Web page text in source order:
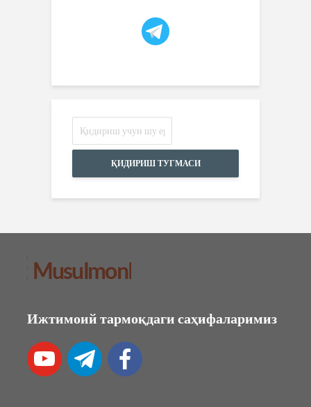
ҚИДИРИШ ТУГМАСИ
Ижтимоий тармоқдаги саҳифаларимиз